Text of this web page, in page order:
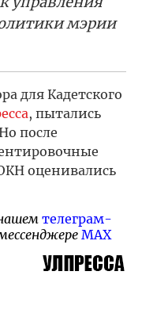
мэрии
для Кадетского
, пытались
после
оценивались
телеграм-
MAX